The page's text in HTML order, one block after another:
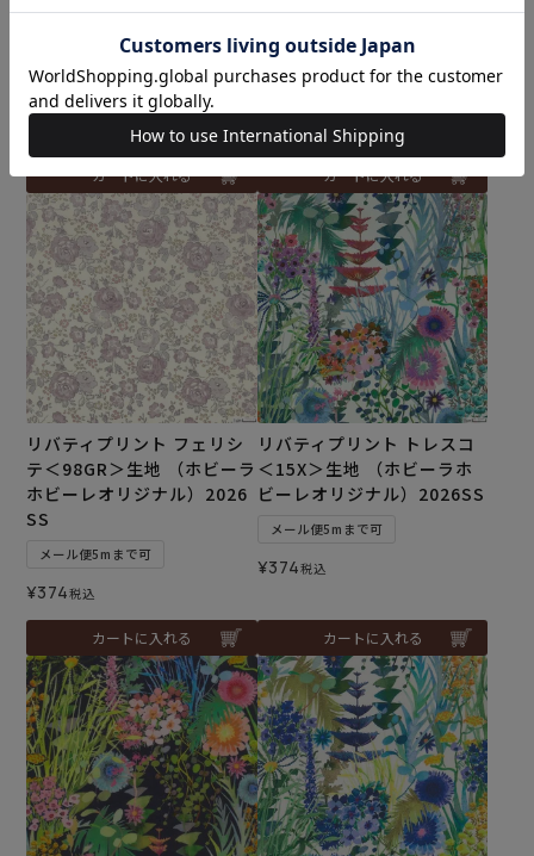
メール便5mまで可
カートに入れる
SS
メール便5mまで可
¥374税込
カートに入れる
リバティプリント フェリシ
テ＜98GR＞生地 （ホビーラ
ホビーレオリジナル）2026
SS
メール便5mまで可
¥374税込
カートに入れる
リバティプリント トレスコ
＜15X＞生地 （ホビーラホ
ビーレオリジナル）2026SS
メール便5mまで可
¥374税込
カートに入れる